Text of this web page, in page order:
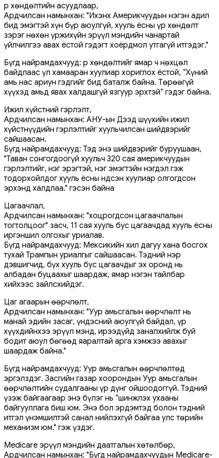
Үр хөндөлтийн асуудлаар,
Ардчилсан намынхан: "Ихэнх Америкчуудын нэгэн адил
бид эмэгтэй хүн бүр аюулгүй, хууль ёсны үр хөндөлт
зэрэг нөхөн үржихүйн эрүүл мэндийн чанартай
үйлчилгээ авах ёстой гэдэгт хоёрдмол утгагүй итгэдэг."
Бүгд найрамдахчууд: Үр хөндөлтийг ямар ч нөхцөл
байдлаас үл хамааран хуулиар хориглох ёстой, “Хүний
амь нас ариун гэдгийг бид баталж байна. Төрөөгүй
хүүхэд амьд явах халдашгүй язгуур эрхтэй” гэдэг байна.
Ижил хүйстний гэрлэлт,
Ардчилсан намынхан: АНУ-ын Дээд шүүхийн ижил
хүйстнүүдийн гэрлэлтийг хуульчилсан шийдвэрийг
сайшаасан.
Бүгд найрамдахчууд: Тэд энэ шийдвэрийг буруушаан,
"Таван сонгогдоогүй хуульч 320 сая америкчуудын
гэрлэлтийг, нэг эрэгтэй, нэг эмэгтэйн нэгдэл гэж
тодорхойлдог хууль ёсны Үндсэн хуулиар олгогдсон
эрхэнд халдлаа." гэсэн байна
Цагаачлал,
Ардчилсан намынхан: "хоцрогдсон цагаачлалын
тогтолцоог" засч, 11 сая хууль бус цагаачдад хууль ёсны
иргэншил олгохыг уриалав.
Бүгд найрамдахчууд: Мексикийн хил дагуу хана босгох
тухай Трампын уриалгыг сайшаасан. Тэдний нэр
дэвшигчид, бүх хууль бус цагаачдыг эх оронд нь
албадан буцаахыг шаардаж, ямар нэгэн тайлбар
хийхээс зайлсхийдэг.
Цаг агаарын өөрчлөлт,
Ардчилсан намынхан: "Уур амьсгалын өөрчлөлт нь
манай эдийн засаг, үндэсний аюулгүй байдал, үр
хүүхдийнхээ эрүүл мэнд, ирээдүйд заналхийлж буй
бодит аюул бөгөөд яаралтай арга хэмжээ авахыг
шаардаж байна."
Бүгд найрамдахчууд: Уур амьсгалын өөрчлөлтөд
эргэлздэг. Засгийн газар хоорондын Уур амьсгалын
өөрчлөлтийн судалгааны үр дүнг ойшоодоггүй. Тэдний
үзэж байгаагаар энэ бүлэг нь “шинжлэх ухааны
байгууллага биш юм. Энэ бол эрдэмтэд болон тэдний
итгэл үнэмшилтэй санал нийлэхгүй байгаа улс төрийн
механизм юм." гэж үздэг.
Medicare эрүүл мэндийн даатгалын хөтөлбөр,
Ардчилсан намынхан: "Бүгд найрамдахчуудын Medicare-